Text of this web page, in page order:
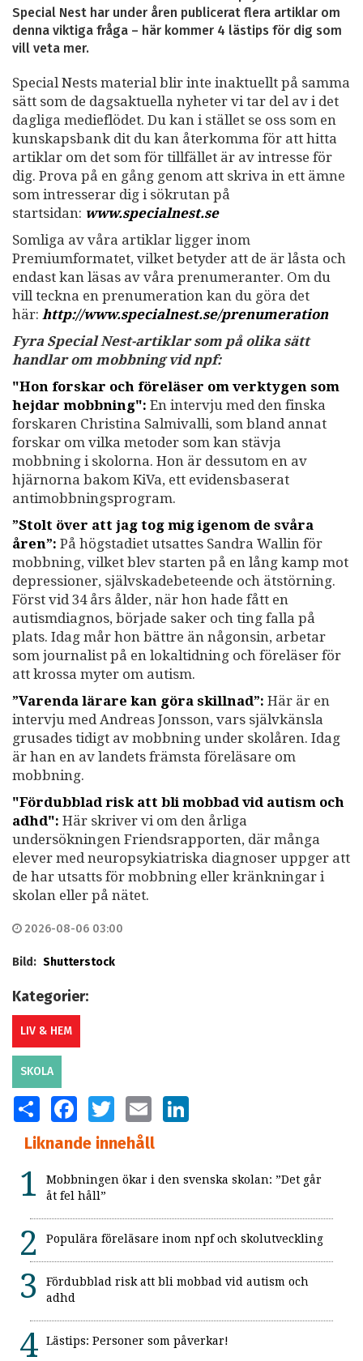
Special Nest har under åren publicerat flera artiklar om
denna viktiga fråga – här kommer 4 lästips för dig som
vill veta mer.
Special Nests material blir inte inaktuellt på samma
sätt som de dagsaktuella nyheter vi tar del av i det
dagliga medieflödet. Du kan i stället se oss som en
kunskapsbank dit du kan återkomma för att hitta
artiklar om det som för tillfället är av intresse för
dig. Prova på en gång genom att skriva in ett ämne
som intresserar dig i sökrutan på
startsidan: www.specialnest.se
Somliga av våra artiklar ligger inom
Premiumformatet, vilket betyder att de är låsta och
endast kan läsas av våra prenumeranter. Om du
vill teckna en prenumeration kan du göra det
här: http://www.specialnest.se/prenumeration
Fyra Special Nest-artiklar som på olika sätt
handlar om mobbning vid npf:
"Hon forskar och föreläser om verktygen som
hejdar mobbning": En intervju med den finska
forskaren Christina Salmivalli, som bland annat
forskar om vilka metoder som kan stävja
mobbning i skolorna. Hon är dessutom en av
hjärnorna bakom KiVa, ett evidensbaserat
antimobbningsprogram.
”Stolt över att jag tog mig igenom de svåra
åren”: På högstadiet utsattes Sandra Wallin för
mobbning, vilket blev starten på en lång kamp mot
depressioner, självskadebeteende och ätstörning.
Först vid 34 års ålder, när hon hade fått en
autismdiagnos, började saker och ting falla på
plats. Idag mår hon bättre än någonsin, arbetar
som journalist på en lokaltidning och föreläser för
att krossa myter om autism.
”Varenda lärare kan göra skillnad”: Här är en
intervju med Andreas Jonsson, vars självkänsla
grusades tidigt av mobbning under skolåren. Idag
är han en av landets främsta föreläsare om
mobbning.
"Fördubblad risk att bli mobbad vid autism och
adhd": Här skriver vi om den årliga
undersökningen Friendsrapporten, där många
elever med neuropsykiatriska diagnoser uppger att
de har utsatts för mobbning eller kränkningar i
skolan eller på nätet.
2026-08-06 03:00
Bild: Shutterstock
Kategorier:
LIV & HEM
SKOLA
SHARE FACEBOOKTWITTER EMAIL
Liknande innehåll
Mobbningen ökar i den svenska skolan: ”Det går
åt fel håll”
Populära föreläsare inom npf och skolutveckling
Fördubblad risk att bli mobbad vid autism och
adhd
Lästips: Personer som påverkar!